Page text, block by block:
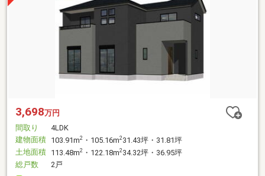
3,698万円
間取り
4LDK
建物面積 103.91m2 ・105.16m231.43坪・31.81坪
土地面積 113.48m2 ・122.18m234.32坪・36.95坪
総戸数
2戸